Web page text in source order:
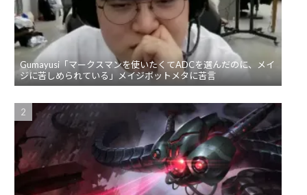
Gumayusi「マークスマンを使いたくてADCを選んだのに、メイ
ジに苦しめられている」メイジボットメタに苦言